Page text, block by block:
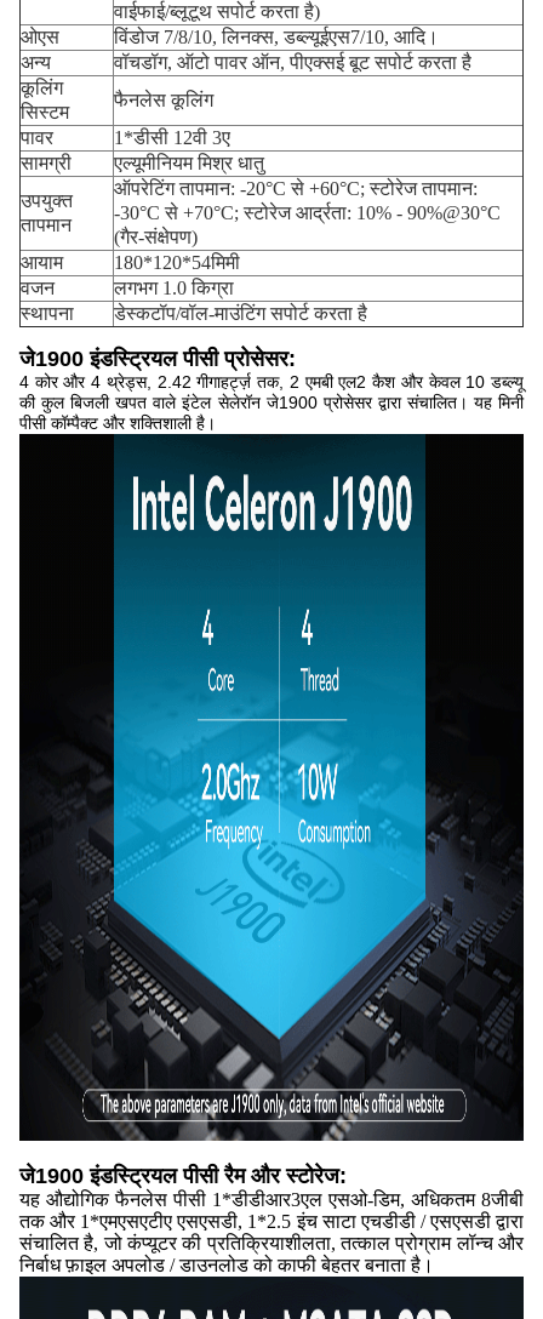
वाईफाई/ब्लूटूथ सपोर्ट करता है)
ओएस
विंडोज 7/8/10, लिनक्स, डब्ल्यूईएस7/10, आदि।
अन्य
वॉचडॉग, ऑटो पावर ऑन, पीएक्सई बूट सपोर्ट करता है
कूलिंग
सिस्टम
फैनलेस कूलिंग
पावर
1*डीसी 12वी 3ए
सामग्री
एल्यूमीनियम मिश्र धातु
उपयुक्त
तापमान
ऑपरेटिंग तापमान: -20°C से +60°C; स्टोरेज तापमान:
-30°C से +70°C; स्टोरेज आर्द्रता: 10% - 90%@30°C
(गैर-संक्षेपण)
आयाम
180*120*54मिमी
वजन
लगभग 1.0 किग्रा
स्थापना
डेस्कटॉप/वॉल-माउंटिंग सपोर्ट करता है
जे1900 इंडस्ट्रियल पीसी प्रोसेसर:
4 कोर और 4 थ्रेड्स, 2.42 गीगाहर्ट्ज़ तक, 2 एमबी एल2 कैश और केवल 10 डब्ल्यू
की कुल बिजली खपत वाले इंटेल सेलेरॉन जे1900 प्रोसेसर द्वारा संचालित। यह मिनी
पीसी कॉम्पैक्ट और शक्तिशाली है।
जे1900 इंडस्ट्रियल पीसी रैम और स्टोरेज:
यह औद्योगिक फैनलेस पीसी 1*डीडीआर3एल एसओ-डिम, अधिकतम 8जीबी
तक और 1*एमएसएटीए एसएसडी, 1*2.5 इंच साटा एचडीडी / एसएसडी द्वारा
संचालित है, जो कंप्यूटर की प्रतिक्रियाशीलता, तत्काल प्रोग्राम लॉन्च और
निर्बाध फ़ाइल अपलोड / डाउनलोड को काफी बेहतर बनाता है।